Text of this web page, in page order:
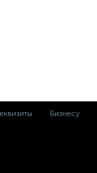
Бизнесу